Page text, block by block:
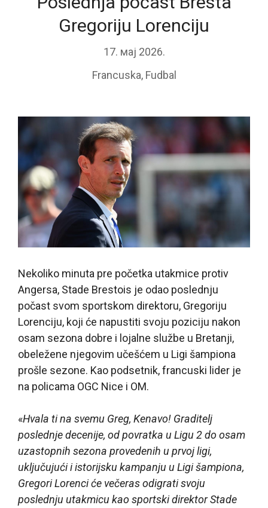
Gregoriju Lorenciju
17. мај 2026.
Francuska, Fudbal
Nekoliko minuta pre početka utakmice protiv
Angersa, Stade Brestois je odao poslednju
počast svom sportskom direktoru, Gregoriju
Lorenciju, koji će napustiti svoju poziciju nakon
osam sezona dobre i lojalne službe u Bretanji,
obeležene njegovim učešćem u Ligi šampiona
prošle sezone. Kao podsetnik, francuski lider je
na policama OGC Nice i OM.
«Hvala ti na svemu Greg, Kenavo! Graditelj
poslednje decenije, od povratka u Ligu 2 do osam
uzastopnih sezona provedenih u prvoj ligi,
uključujući i istorijsku kampanju u Ligi šampiona,
Gregori Lorenci će večeras odigrati svoju
poslednju utakmicu kao sportski direktor Stade